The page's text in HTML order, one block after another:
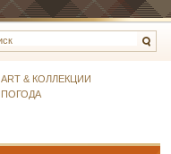
ART & КОЛЛЕКЦИИ
ПОГОДА